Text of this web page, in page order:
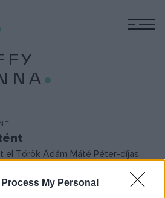
My Personal
el Török Ádám Máté Péter-díjas
dalszövegíró. A magyar rockzenei
évei alatt zenélni